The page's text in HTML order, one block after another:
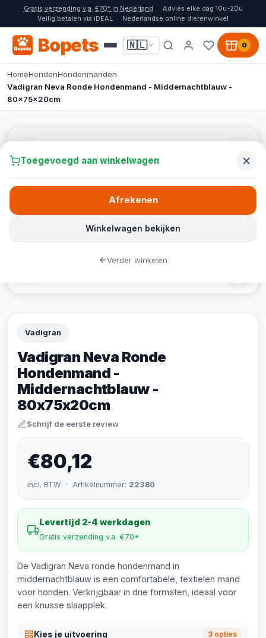
Gratis verzending v.a. €70* in Nederland
Advies elke dag 10u-20u
Veilig betalen via iDEAL
Nederlandse online dierenwinkel
Bopets 🇳🇱 0
HomeHondenHondenmanden
Vadigran Neva Ronde Hondenmand - Middernachtblauw -
80x75x20cm
Vadigran
Vadigran Neva Ronde
Hondenmand -
Middernachtblauw -
80x75x20cm
Schrijf de eerste review
€80,12
incl. BTW · Artikelnummer: 22380
Levertijd 2-4 werkdagen
Gratis verzending v.a. €70*
De Vadigran Neva ronde hondenmand in
middernachtblauw is een comfortabele, textielen mand
voor honden. Verkrijgbaar in drie formaten, ideaal voor
een knusse slaapplek.
Kies je uitvoering 3 opties
Toegevoegd aan winkelwagen
Winkelwagen bekijken
Afrekenen
Verder winkelen